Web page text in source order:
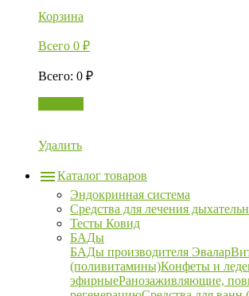
Корзина
Всего 0 ₽
Всего: 0 ₽
Удалить
Каталог товаров
Эндокринная система
Средства для лечения
Тесты Ковид
БАДы
БАДы производителя Эвалар
(поливитамины)Конфеты и
эфирныеРанозаживляющие,